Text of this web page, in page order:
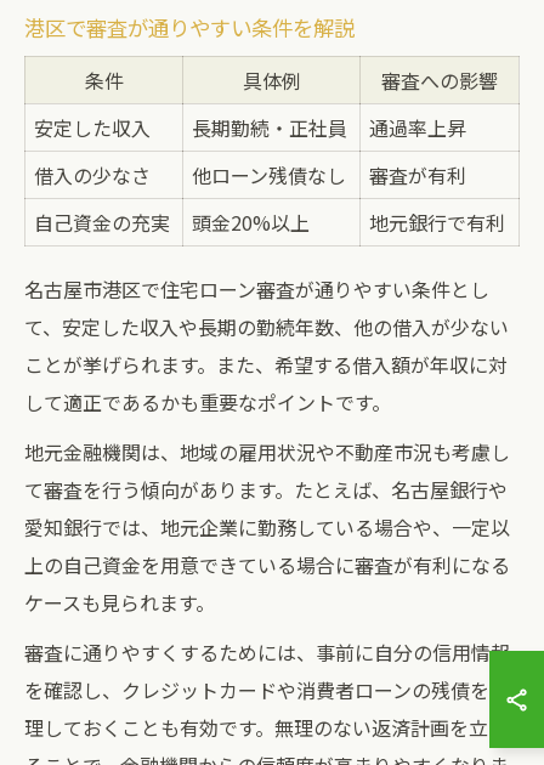
港区で審査が通りやすい条件を解説
条件 具体例
審査への影響
安定した収入
長期勤続・正社員
通過率上昇
借入の少なさ
他ローン残債なし
審査が有利
自己資金の充実
頭金20%以上 地元銀行で有利
名古屋市港区で住宅ローン審査が通りやすい条件とし
て、安定した収入や長期の勤続年数、他の借入が少ない
ことが挙げられます。また、希望する借入額が年収に対
して適正であるかも重要なポイントです。
地元金融機関は、地域の雇用状況や不動産市況も考慮し
て審査を行う傾向があります。たとえば、名古屋銀行や
愛知銀行では、地元企業に勤務している場合や、一定以
上の自己資金を用意できている場合に審査が有利になる
ケースも見られます。
審査に通りやすくするためには、事前に自分の信用情報
を確認し、クレジットカードや消費者ローンの残債を整
理しておくことも有効です。無理のない返済計画を立て